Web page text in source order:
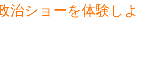
治ショーを体験しよ